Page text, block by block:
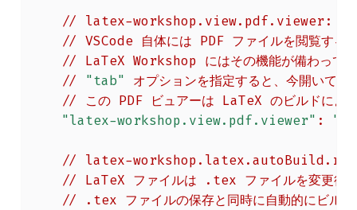
// latex-workshop.view.pdf.viewer:
// VSCode 自体には PDF ファイルを閲覧する
//
LaTeX Workshop にはその機能が備わって
//
"tab"
オプションを指定すると、今開いて
//
この PDF ビュアーは LaTeX のビルドによ
"latex-workshop.view.pdf.viewer" :
//
latex-
//
LaTeX ファイルは .tex ファイルを変更後
//
.tex ファイルの保存と同時に自動的にビル